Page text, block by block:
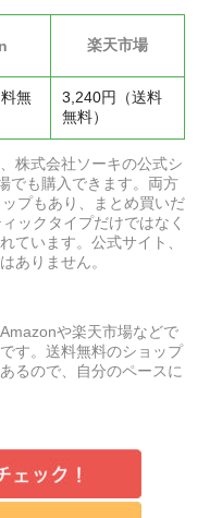
楽天市場
無
3,240円（送料
無料）
株式会社ソーキの公式シ
でも購入できます。両方
プもあり、まとめ買いだ
ックタイプだけではなく
ています。公式サイト、
ありません。
や楽天市場などで
す。送料無料のショップ
るので、自分のペースに